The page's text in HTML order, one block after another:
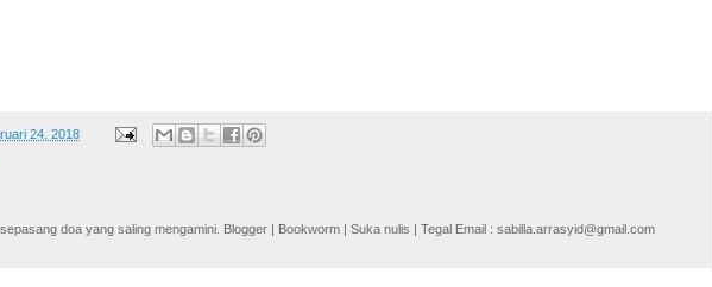
24, 2018
doa yang saling mengamini. Blogger | Bookworm | Suka nulis | Tegal Email : sabilla.arrasyid@gmail.com